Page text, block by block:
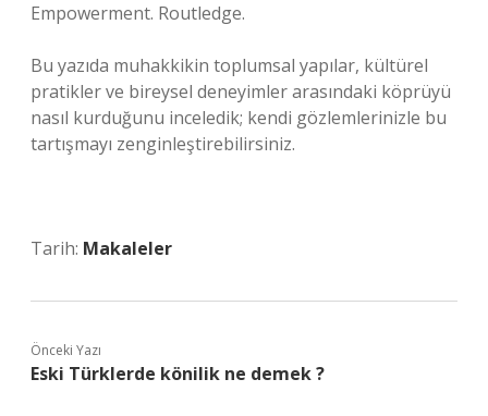
Empowerment. Routledge.
Bu yazıda muhakkikin toplumsal yapılar, kültürel
pratikler ve bireysel deneyimler arasındaki köprüyü
nasıl kurduğunu inceledik; kendi gözlemlerinizle bu
tartışmayı zenginleştirebilirsiniz.
Tarih: Makaleler
Önceki Yazı
Eski Türklerde könilik ne demek ?